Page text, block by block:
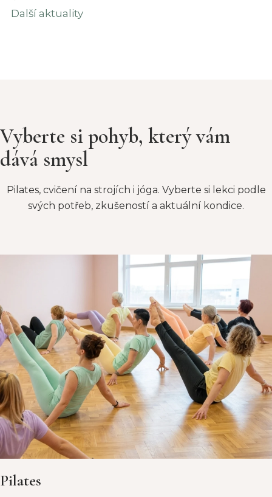
Další aktuality
Vyberte si pohyb, který vám
dává smysl
Pilates, cvičení na strojích i jóga. Vyberte si lekci podle
svých potřeb, zkušeností a aktuální kondice.
Pilates